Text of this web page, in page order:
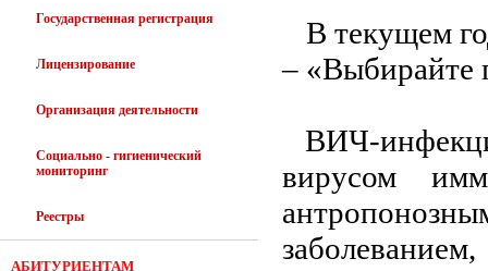
Государственная регистрация
Лицензирование
Организация деятельности
Социально - гигиенический
мониторинг
Реестры
АБИТУРИЕНТАМ
В текущем
– «Выбирайте
ВИЧ-
вирусом